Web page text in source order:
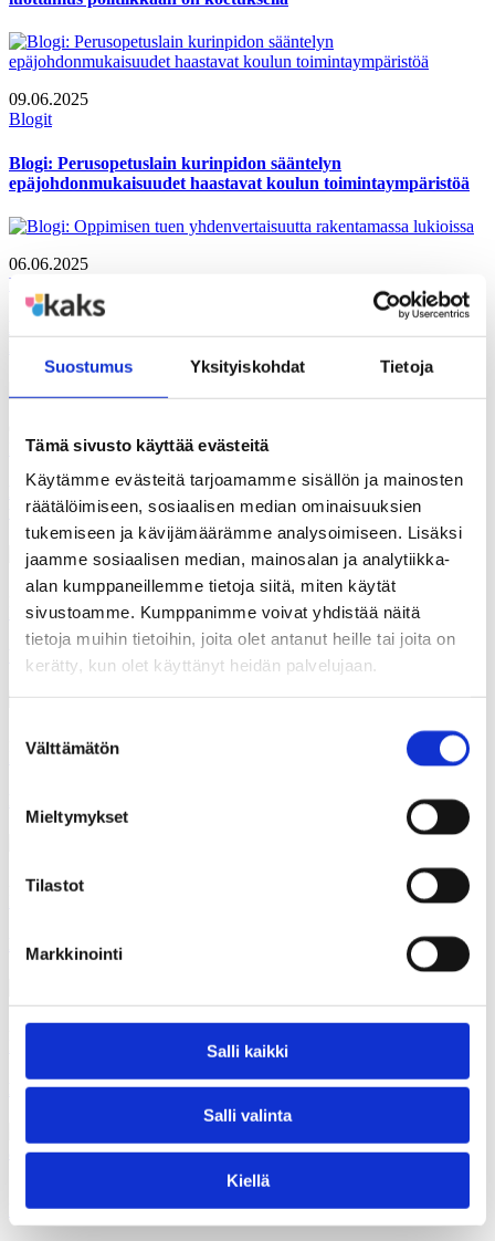
Suostumus Yksityiskohdat Tietoja
Tämä sivusto käyttää evästeitä
Käytämme evästeitä tarjoamamme sisällön ja mainosten
räätälöimiseen, sosiaalisen median ominaisuuksien
tukemiseen ja kävijämäärämme analysoimiseen. Lisäksi
jaamme sosiaalisen median, mainosalan ja analytiikka-
alan kumppaneillemme tietoja siitä, miten käytät
sivustoamme. Kumppanimme voivat yhdistää näitä
tietoja muihin tietoihin, joita olet antanut heille tai joita on
kerätty, kun olet käyttänyt heidän palvelujaan.
valinta
Välttämätön
Mieltymykset
Tilastot
Markkinointi
Salli kaikki
Salli valinta
Kiellä
09.06.2025
Blogit
Blogi: Perusopetuslain kurinpidon sääntelyn
epäjohdonmukaisuudet haastavat koulun toimintaympäristöä
06.06.2025
Blogit
Blogit
KAKS blogi: Mihin valtuustoa ja valtuutettuja kunnissa
tarvitaan?
30.03.2025
Blogit
Vaalihäirintää luvassa?
30.03.2025
Blogit, Polemiikki-lehti
26.03.2025
Blogi: Kunnat uudistavat palveluja TE2024-uudistuksen myötä
22.01.2025
Blogi: Katse rakenteista elinvoimaan
Blogit